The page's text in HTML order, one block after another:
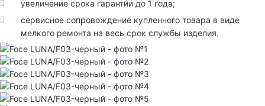
увеличение срока гарантии до 1 года;
сервисное сопровождение купленного товара в виде
мелкого ремонта на весь срок службы изделия.